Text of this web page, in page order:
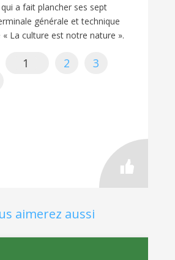
a fait plancher ses sept
générale et technique
La culture est notre nature ».
1 2
3
aimerez aussi